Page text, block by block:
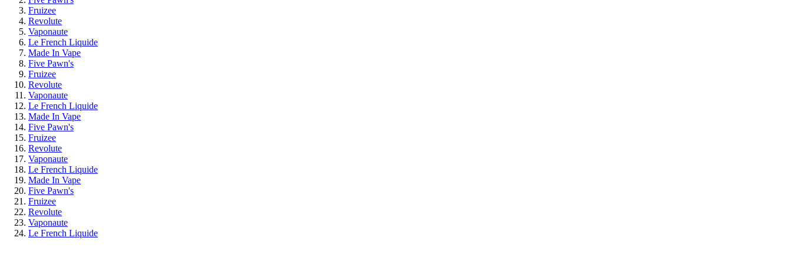
Fruizee
Revolute
Vaponaute
Le French Liquide
Made In Vape
Five Pawn's
Fruizee
Revolute
Vaponaute
Le French Liquide
Made In Vape
Five Pawn's
Fruizee
Revolute
Vaponaute
Le French Liquide
Made In Vape
Five Pawn's
Fruizee
Revolute
Vaponaute
Le French Liquide